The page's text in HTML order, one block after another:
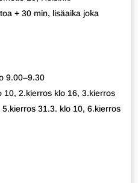
+ 30 min, lisäaika joka
9.00–9.30
10, 2.kierros klo 16, 3.kierros
31.3. klo 10, 6.kierros